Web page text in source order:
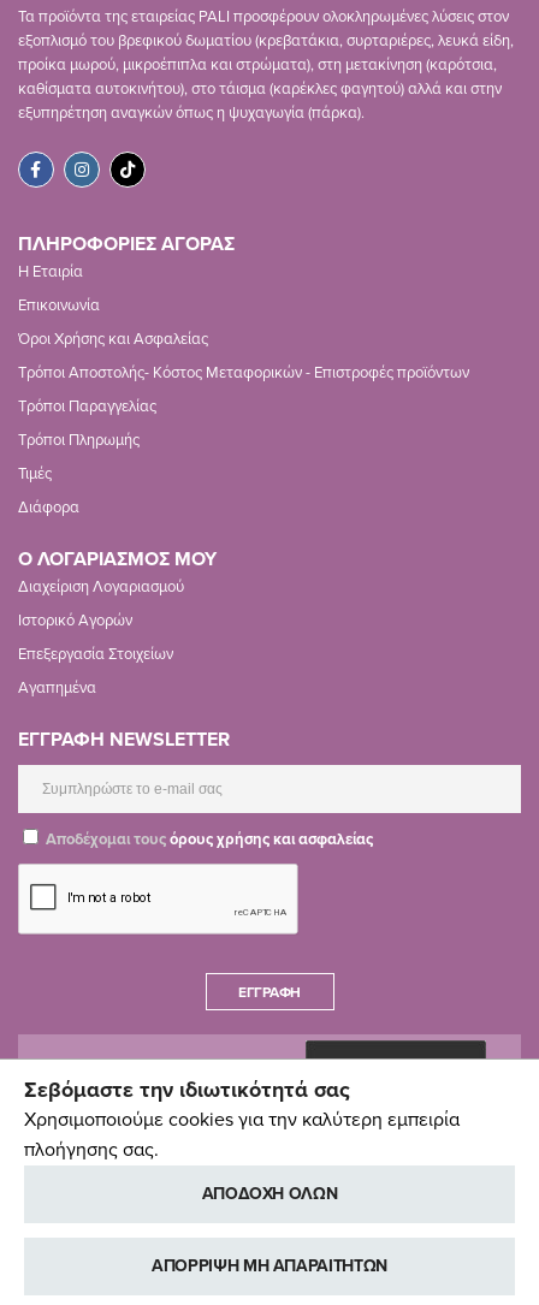
Τα προϊόντα της εταιρείας PALI προσφέρουν ολοκληρωμένες λύσεις στον
εξοπλισμό του βρεφικού δωματίου (κρεβατάκια, συρταριέρες, λευκά είδη,
προίκα μωρού, μικροέπιπλα και στρώματα), στη μετακίνηση (καρότσια,
καθίσματα αυτοκινήτου), στο τάισμα (καρέκλες φαγητού) αλλά και στην
εξυπηρέτηση αναγκών όπως η ψυχαγωγία (πάρκα).
ΠΛΗΡΟΦΟΡΙΕΣ ΑΓΟΡΑΣ
Η Εταιρία
Επικοινωνία
Όροι Χρήσης και Ασφαλείας
Τρόποι Αποστολής- Κόστος Μεταφορικών - Επιστροφές προϊόντων
Τρόποι Παραγγελίας
Τρόποι Πληρωμής
Τιμές
Διάφορα
Ο ΛΟΓΑΡΙΑΣΜΟΣ ΜΟΥ
Διαχείριση Λογαριασμού
Ιστορικό Αγορών
Επεξεργασία Στοιχείων
Αγαπημένα
ΕΓΓΡΑΦΗ NEWSLETTER
Αποδέχομαι τουςόρους χρήσης και ασφαλείας
ΕΓΓΡΑΦΉ
Σεβόμαστε την ιδιωτικότητά σας
Χρησιμοποιούμε cookies για την καλύτερη εμπειρία
πλοήγησης σας.
ΑΠΟΔΟΧΗ ΟΛΩΝ
ΑΠΟΡΡΙΨΗ ΜΗ ΑΠΑΡΑΙΤΗΤΩΝ